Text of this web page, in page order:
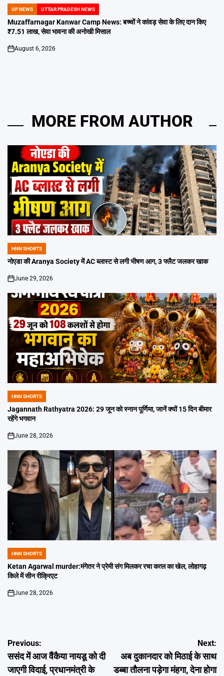
POSTED
IN
UP NEWS UTTAR PRADESH NEWS
Muzaffarnagar Kanwar Camp News: बच्चों ने कांवड़ सेवा के लिए दान किए
₹7.51 लाख, सेवा भावना की अनोखी मिसाल
on
August 6, 2026
MORE FROM AUTHOR
POSTED
IN
HNN SHORTS
नोएडा की Aranya Society में AC ब्लास्ट से लगी भीषण आग, 3 फ्लैट जलकर खाक
on
June 29, 2026
POSTED
IN
HNN SHORTS
Jagannath Rathyatra 2026: 29 जून को स्नान पूर्णिमा, जानें क्यों 15 दिन बीमार
रहेंगे भगवान
on
June 28, 2026
POSTED
IN
HNN SHORTS
Ketan Agarwal murder:मंगेतर ने प्रेमी संग मिलकर रचा कत्ल का खेल, लोहागढ़
किले में सीन रीक्रिएट
on
June 28, 2026
Post
navigation
Previous:
ससंद में आज वैंकैया नायडू को दी
जाएगी विदाई, प्रधानमंत्री के
Next:
अब दुकानदार को मिठाई के साथ
डब्बा तौलना पड़ेगा मंहगा, देना होगा